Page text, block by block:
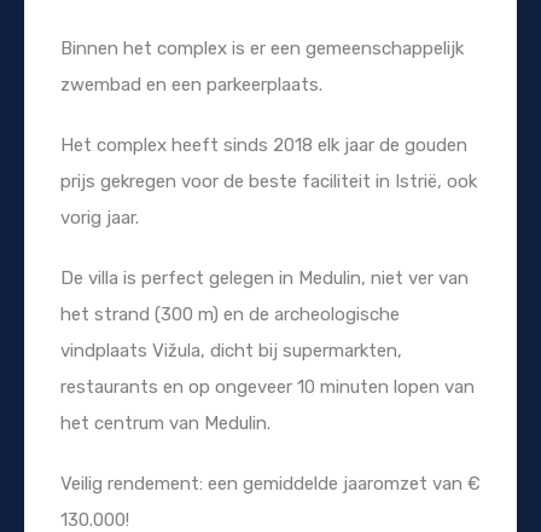
Binnen het complex is er een gemeenschappelijk
zwembad en een parkeerplaats.
Het complex heeft sinds 2018 elk jaar de gouden
prijs gekregen voor de beste faciliteit in Istrië, ook
vorig jaar.
De villa is perfect gelegen in Medulin, niet ver van
het strand (300 m) en de archeologische
vindplaats Vižula, dicht bij supermarkten,
restaurants en op ongeveer 10 minuten lopen van
het centrum van Medulin.
Veilig rendement: een gemiddelde jaaromzet van €
130.000!